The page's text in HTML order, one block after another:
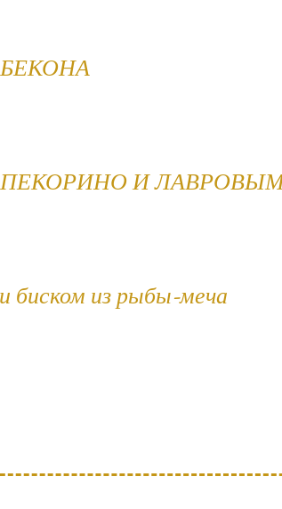
БЕКОНА
ПЕКОРИНО И
биском из рыбы-меча